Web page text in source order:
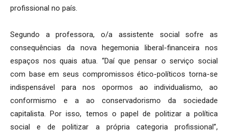
profissional no país.
Segundo a professora, o/a assistente social sofre as
consequências da nova hegemonia liberal-financeira nos
espaços nos quais atua. “Daí que pensar o serviço social
com base em seus compromissos ético-políticos torna-se
indispensável para nos opormos ao individualismo, ao
conformismo e a ao conservadorismo da sociedade
capitalista. Por isso, temos o papel de politizar a política
social e de politizar a própria categoria profissional”,